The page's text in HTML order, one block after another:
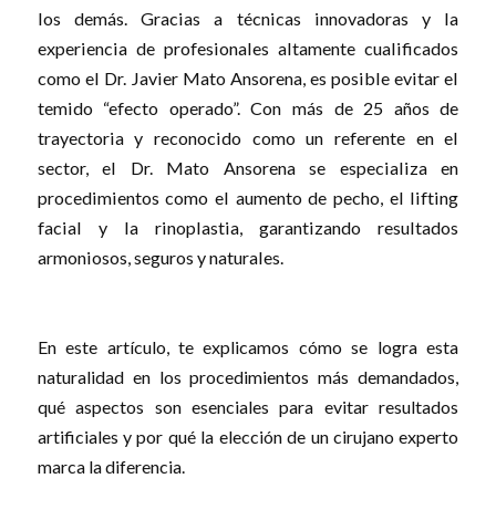
los demás. Gracias a técnicas innovadoras y la
experiencia de profesionales altamente cualificados
como el Dr. Javier Mato Ansorena, es posible evitar el
temido “efecto operado”. Con más de 25 años de
trayectoria y reconocido como un referente en el
sector, el Dr. Mato Ansorena se especializa en
procedimientos como el aumento de pecho, el lifting
facial y la rinoplastia, garantizando resultados
armoniosos, seguros y naturales.
En este artículo, te explicamos cómo se logra esta
naturalidad en los procedimientos más demandados,
qué aspectos son esenciales para evitar resultados
artificiales y por qué la elección de un cirujano experto
marca la diferencia.